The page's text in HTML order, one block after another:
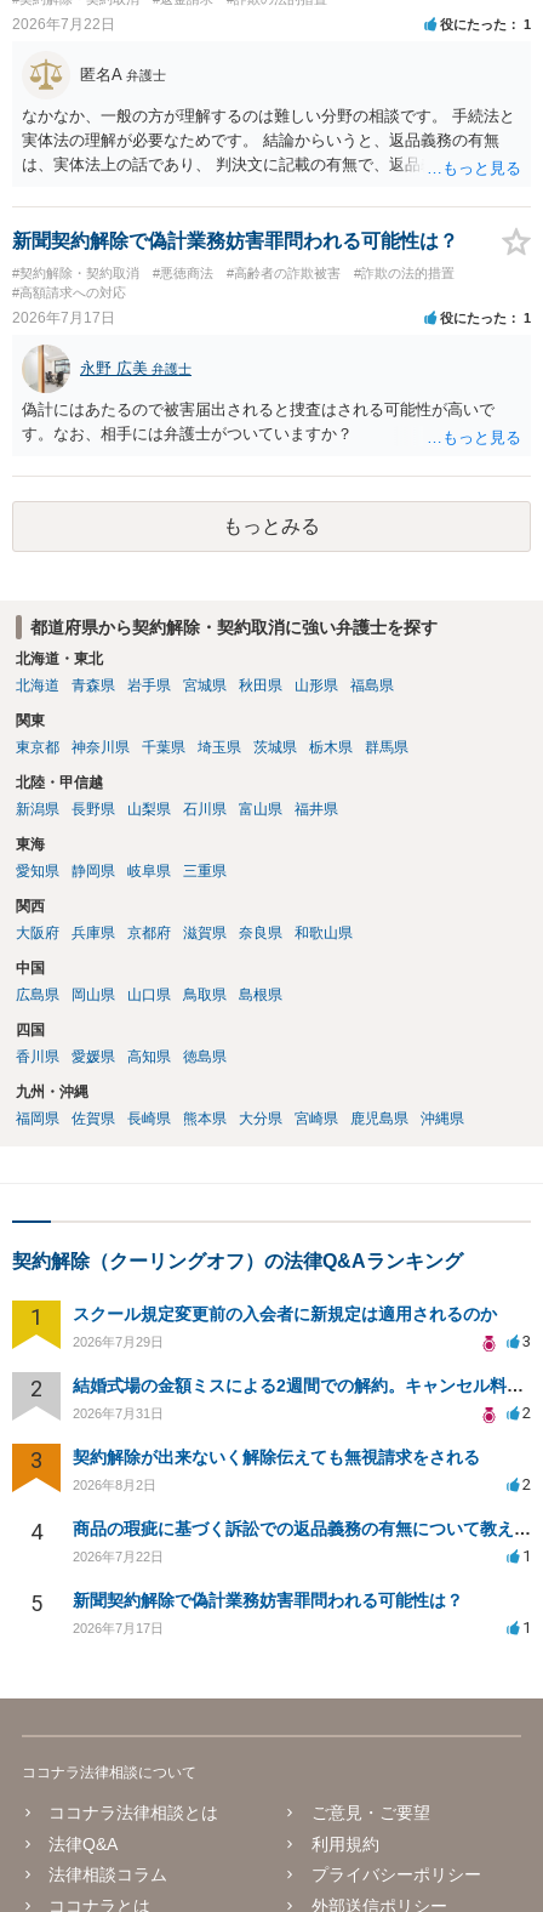
2026年7月22日 役にたった 1
匿名A 弁護士
なかなか、一般の方が理解するのは難しい分野の相談です。 手続法と
実体法の理解が必要なためです。 結論からいうと、返品義務の有無
は、実体法上の話であり、 判決文に記載の有無で、返品義務の有無が
品せよ」と判決文に書かれていなくても、 全額支払い判決の前提とし
て、契約不適合責任を理由に契約を解除してれば、 原状回復義務とし
て、相談者さんは、商品の返品義務を負うことになります。 ただし、
訴訟上何等かの形で、返品義務の有無が争われ争点化していたが、 結
論として、返品義務が存在しないというような判断が判決理由中で下
（信義則による主張制限）。
新聞契約解除で偽計業務妨害罪問われる可能性は？
#契約解除・契約取消 #悪徳商法 #高齢者の詐欺被害
#詐欺の法的措置
#高額請求への対応
2026年7月17日 役にたった 1
永野 広美 弁護士
偽計にはあたるので被害届出されると捜査はされる可能性が高いで
す。なお、相手には弁護士がついていますか？
もっとみる
都道府県から契約解除・契約取消に強い弁護士を探す
北海道・東北
北海道
青森県 岩手県 宮城県 秋田県 山形県 福島県
関東
東京都
神奈川県 千葉県 埼玉県 茨城県 栃木県 群馬県
北陸・甲信越
新潟県
長野県 山梨県 石川県 富山県 福井県
東海
愛知県
静岡県 岐阜県 三重県
関西
大阪府
兵庫県 京都府 滋賀県 奈良県 和歌山県
中国
広島県
岡山県 山口県 鳥取県 島根県
四国
香川県
愛媛県 高知県 徳島県
九州・沖縄
福岡県
佐賀県 長崎県 熊本県 大分県 宮崎県 鹿児島県 沖縄県
契約解除（クーリングオフ）の法律Q&Aランキング
1 スクール規定変更前の入会者に新規定は適用されるのか
2026年7月29日 3
2 結婚式場の金額ミスによる2週間での解約。キャンセル料10万円の免除は可能か。
2026年7月31日 2
3 契約解除が出来ないく解除伝えても無視請求をされる
2026年8月2日 2
4 商品の瑕疵に基づく訴訟での返品義務の有無について教えてください
2026年7月22日 1
5 新聞契約解除で偽計業務妨害罪問われる可能性は？
2026年7月17日 1
ココナラ法律相談について
ココナラ法律相談とは
法律Q&A
法律相談コラム
ココナラとは
ご意見・ご要望
利用規約
プライバシーポリシー
外部送信ポリシー